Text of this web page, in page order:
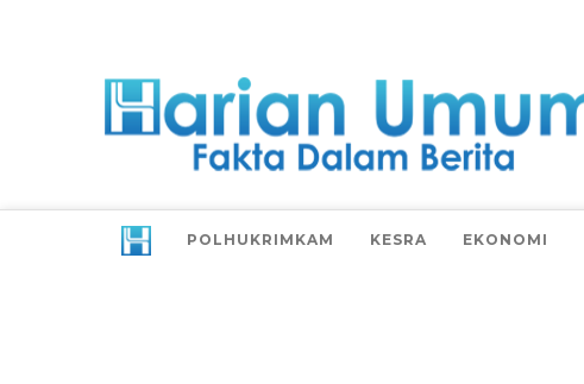
POLHUKRIMKAM KESRA EKONOMI